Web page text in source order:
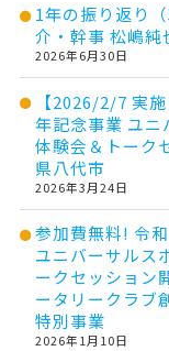
1年の振り返り
介・幹事 松嶋純
2026年6月30日
【2026/2/7 実
年記念事業 ユニ
体験会＆トーク
県八代市
2026年3月24日
参加費無料! 令
ユニバーサルス
ークセッション
ータリークラブ
特別事業
2026年1月10日